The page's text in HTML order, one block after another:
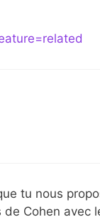
tu nous
Cohen avec